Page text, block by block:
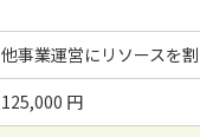
他事業運営にリソースを
125,000 円